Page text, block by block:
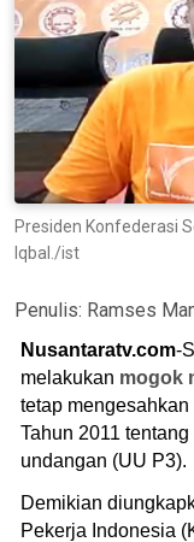
Presiden Konfederasi
Iqbal./ist
Penulis: Ramses
Nusantaratv.com-
melakukan mogok
tetap
Tahun 2011
undangan (UU P3).
Demikian
Pekerja Indonesia